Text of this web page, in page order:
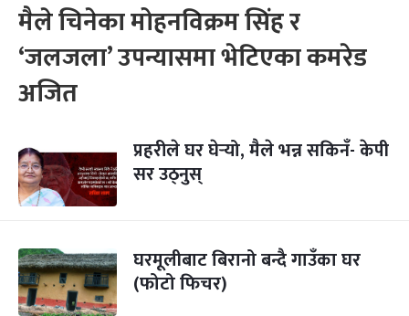
मैले चिनेका मोहनविक्रम सिंह र
‘जलजला’ उपन्यासमा भेटिएका कमरेड
अजित
प्रहरीले घर घेर्‍यो, मैले भन्न सकिनँ- केपी
सर उठ्नुस्
घरमूलीबाट बिरानो बन्दै गाउँका घर
(फोटो फिचर)